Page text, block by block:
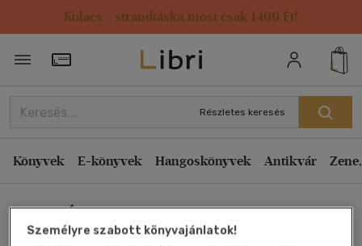
Kulacs / strandtáska most csak 1499 Ft!
Törzsvásárlói Kártya adatai
Részletes keresés
Könyvek E-könyvek Hangoskönyvek Antikvár
Geri Ádám
Rendezés
Kiadás éve szerint csökkenő
Ár szerint csökkenő
Eladott darabszám szerint csökkenő
Eladott darabszám szerint növekvő
Személyre szabott könyvajánlatok!